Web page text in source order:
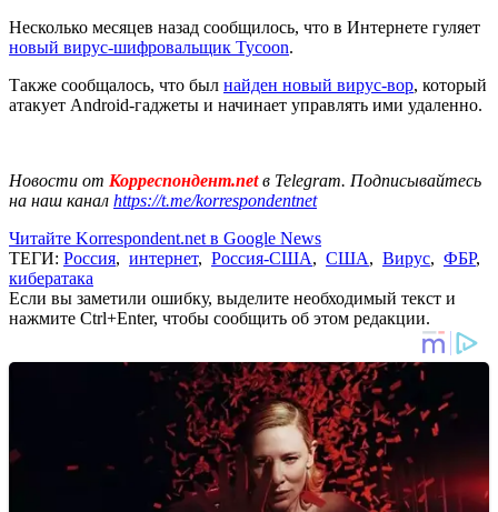
Несколько месяцев назад сообщилось, что в Интернете гуляет
новый вирус-шифровальщик Tycoon.
Также сообщалось, что был найден новый вирус-вор, который
атакует Android-гаджеты и начинает управлять ими удаленно.
Новости от Корреспондент.netв Telegram. Подписывайтесь
на наш канал https://t.me/korrespondentnet
Читайте Korrespondent.net в Google News
ТЕГИ: Россия, интернет, Россия-США, США, Вирус, ФБР,
кибератака
Если вы заметили ошибку, выделите необходимый текст и
нажмите Ctrl+Enter, чтобы сообщить об этом редакции.